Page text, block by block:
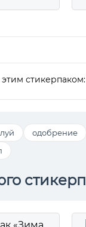
стикерпаком:
одобрение